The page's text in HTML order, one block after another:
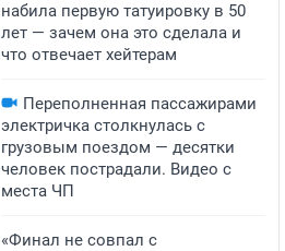
набила первую татуировку в 50
лет — зачем она это сделала и
что отвечает хейтерам
Переполненная пассажирами
электричка столкнулась с
грузовым поездом — десятки
человек пострадали. Видео с
места ЧП
«Финал не совпал с